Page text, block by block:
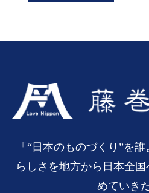
「“日本のものづくり”を
らしさを地方から日本全
めていき